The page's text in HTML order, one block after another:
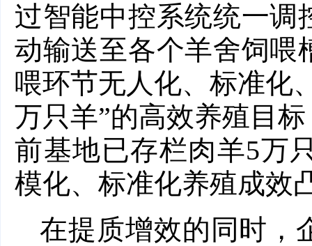
过智能中控系统统一调
动输送至各个羊舍饲喂
喂环节无人化、标准化
万只羊”的高效养殖目
前基地已存栏肉羊5万
模化、标准化养殖成效
在提质增效的同时，